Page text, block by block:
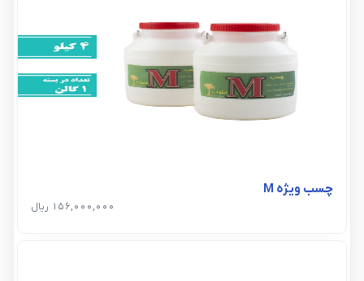
چسب ویژه M
156,000,000 ریال